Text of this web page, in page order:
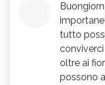
tutto
oltre ai
possono